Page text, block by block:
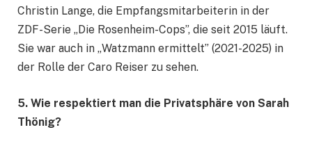
Christin Lange, die Empfangsmitarbeiterin in der
ZDF-Serie „Die Rosenheim-Cops”, die seit 2015 läuft.
Sie war auch in „Watzmann ermittelt” (2021-2025) in
der Rolle der Caro Reiser zu sehen.
5. Wie respektiert man die Privatsphäre von Sarah
Thönig?